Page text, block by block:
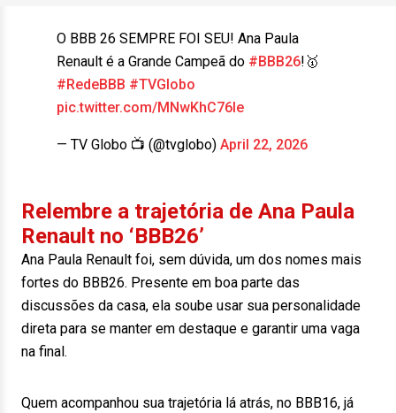
O BBB 26 SEMPRE FOI SEU! Ana Paula
Renault é a Grande Campeã do #BBB26!🥇
#RedeBBB #TVGlobo
pic.twitter.com/MNwKhC76le
— TV Globo 📺 (@tvglobo) April 22, 2026
Relembre a trajetória de Ana Paula
Renault no ‘BBB26’
Ana Paula Renault foi, sem dúvida, um dos nomes mais
fortes do BBB26. Presente em boa parte das
discussões da casa, ela soube usar sua personalidade
direta para se manter em destaque e garantir uma vaga
na final.
Quem acompanhou sua trajetória lá atrás, no BBB16, já